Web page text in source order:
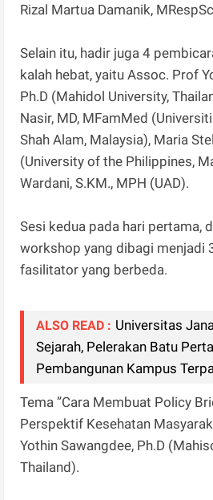
Rizal Martua Damanik,
Selain itu, hadir juga 4
kalah hebat, yaitu Assoc. Prof
Ph.D (Mahidol University,
Nasir, MD, MFamMed
Shah Alam, Malaysia), Maria
(University of the Philippines,
Wardani, S.KM., MPH (UAD).
Sesi kedua pada hari pertama,
workshop yang dibagi menjadi
fasilitator yang berbeda.
ALSO READ : Universitas
Sejarah, Pelerakan Batu
Pembangunan Kampus
Tema ”Cara Membuat Policy
Perspektif Kesehatan
Yothin Sawangdee, Ph.D
Thailand).